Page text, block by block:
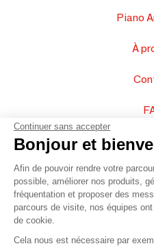
Piano
À
Vendez
Plan
© 2016 –
Continuer sans accepter
Bonjour et
Afin de pouvoir rendre votre
possible, améliorer nos produits,
fréquentation et proposer des
parcours de visite, nos équipes
de cookie.
Cela nous est nécessaire par